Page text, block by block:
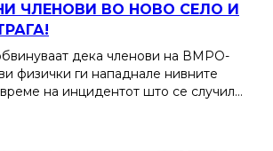
ЧЛЕНОВИ ВО НОВО СЕЛО И
дека членови на ВМРО-
физички ги нападнале нивните
на инцидентот што се случил…